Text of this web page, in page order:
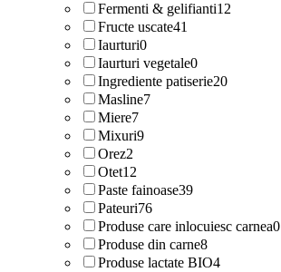
Fermenti & gelifianti12
Fructe uscate41
Iaurturi0
Iaurturi vegetale0
Ingrediente patiserie20
Masline7
Miere7
Mixuri9
Orez2
Otet12
Paste fainoase39
Pateuri76
Produse care inlocuiesc carnea0
Produse din carne8
Produse lactate BIO4